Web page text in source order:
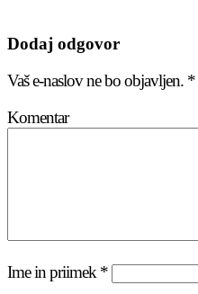
Dodaj odgovor
Vaš e-naslov ne bo objavljen. *
Komentar
Ime in priimek *